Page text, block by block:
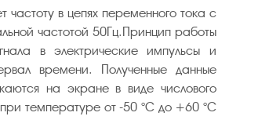
увеличить
или
уменьшить
громкость.
в цепях переменного тока с
частотой 50Гц.Принцип работы
в электрические импульсы и
времени. Полученные данные
на экране в виде числового
температуре от -50 °С до +60 °C